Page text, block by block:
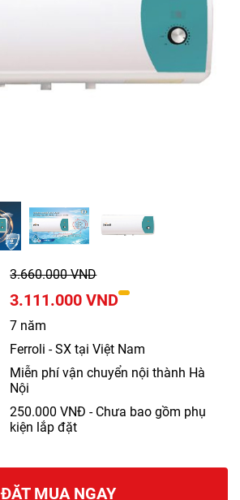
3.660.000 VND
3.111.000 VND
7 năm
Ferroli - SX tại Việt Nam
Miễn phí vận chuyển nội thành Hà
Nội
250.000 VNĐ - Chưa bao gồm phụ
kiện lắp đặt
ĐẶT MUA NGAY